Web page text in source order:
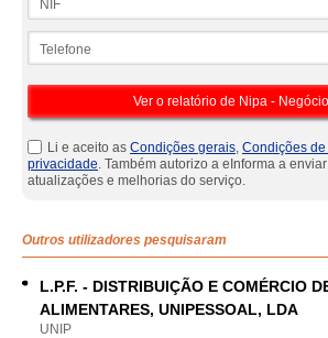
Li e aceito as Condições gerais, Condições
privacidade. Também autorizo a eInforma a
atualizações e melhorias do serviço.
Outros utilizadores pesquisaram
L.P.F. - DISTRIBUIÇÃO E COMÉRCIO
ALIMENTARES, UNIPESSOAL, LDA
UNIP